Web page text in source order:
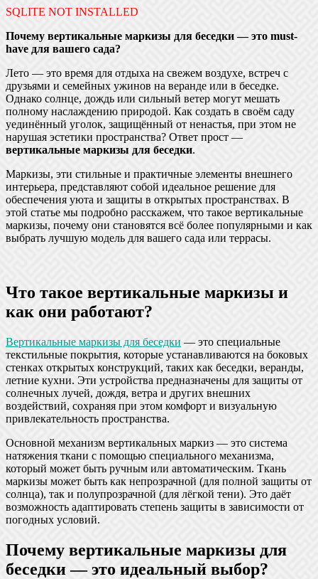
SQLITE NOT INSTALLED
Почему вертикальные маркизы для беседки — это must-
have для вашего сада?
Лето — это время для отдыха на свежем воздухе, встреч с
друзьями и семейных ужинов на веранде или в беседке.
Однако солнце, дождь или сильный ветер могут мешать
полному наслаждению природой. Как создать в своём саду
уединённый уголок, защищённый от ненастья, при этом не
нарушая эстетики пространства? Ответ прост —
вертикальные маркизы для беседки.
Маркизы, эти стильные и практичные элементы внешнего
интерьера, представляют собой идеальное решение для
обеспечения уюта и защиты в открытых пространствах. В
этой статье мы подробно расскажем, что такое вертикальные
маркизы, почему они становятся всё более популярными и как
выбрать лучшую модель для вашего сада или террасы.
Что такое вертикальные маркизы и
как они работают?
Вертикальные маркизы для беседки — это специальные
текстильные покрытия, которые устанавливаются на боковых
стенках открытых конструкций, таких как беседки, веранды,
летние кухни. Эти устройства предназначены для защиты от
солнечных лучей, дождя, ветра и других внешних
воздействий, сохраняя при этом комфорт и визуальную
привлекательность пространства.
Основной механизм вертикальных маркиз — это система
натяжения ткани с помощью специального механизма,
который может быть ручным или автоматическим. Ткань
маркизы может быть как непрозрачной (для полной защиты от
солнца), так и полупрозрачной (для лёгкой тени). Это даёт
возможность адаптировать степень защиты в зависимости от
погодных условий.
Почему вертикальные маркизы для
беседки — это идеальный выбор?